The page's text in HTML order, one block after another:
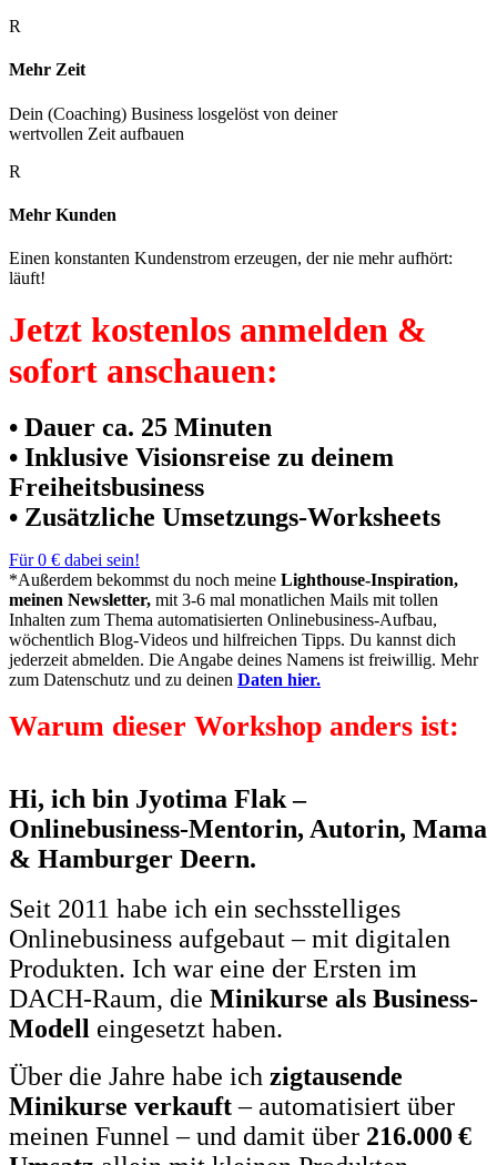
R
Mehr Zeit
Dein (Coaching) Business losgelöst von deiner
wertvollen Zeit aufbauen
R
Mehr Kunden
Einen konstanten Kundenstrom erzeugen, der nie mehr aufhört:
läuft!
Jetzt kostenlos anmelden &
sofort anschauen:
• Dauer ca. 25 Minuten
• Inklusive Visionsreise zu deinem
Freiheitsbusiness
• Zusätzliche Umsetzungs-Worksheets
Für 0 € dabei sein!
*Außerdem bekommst du noch meine Lighthouse-Inspiration,
meinen Newsletter, mit 3-6 mal monatlichen Mails mit tollen
Inhalten zum Thema automatisierten Onlinebusiness-Aufbau,
wöchentlich Blog-Videos und hilfreichen Tipps. Du kannst dich
jederzeit abmelden. Die Angabe deines Namens ist freiwillig. Mehr
zum Datenschutz und zu deinen Daten hier.
Warum dieser Workshop anders ist:
Hi, ich bin Jyotima Flak –
Onlinebusiness-Mentorin, Autorin, Mama
& Hamburger Deern.
Seit 2011 habe ich ein sechs­stelliges
Onlinebusiness aufgebaut – mit digitalen
Produkten. Ich war eine der Ersten im
DACH-Raum, die Minikurse als Business-
Modell eingesetzt haben.
Über die Jahre habe ich zigtausende
Minikurse verkauft– automatisiert über
meinen Funnel – und damit über 216.000 €